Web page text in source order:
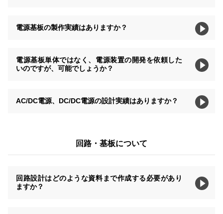
電源基板の製作実績はありますか？
電源基板単体ではなく、電源装置の開発を依頼した
いのですが、可能でしょうか？
AC/DC電源、DC/DC電源の設計実績はありますか？
回路・基板について
回路設計はどのような資料まで作成する必要があり
ますか？